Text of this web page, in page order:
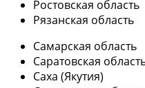
Ростовская область
Рязанская область
Самарская область
Саратовская
Саха (Якутия)